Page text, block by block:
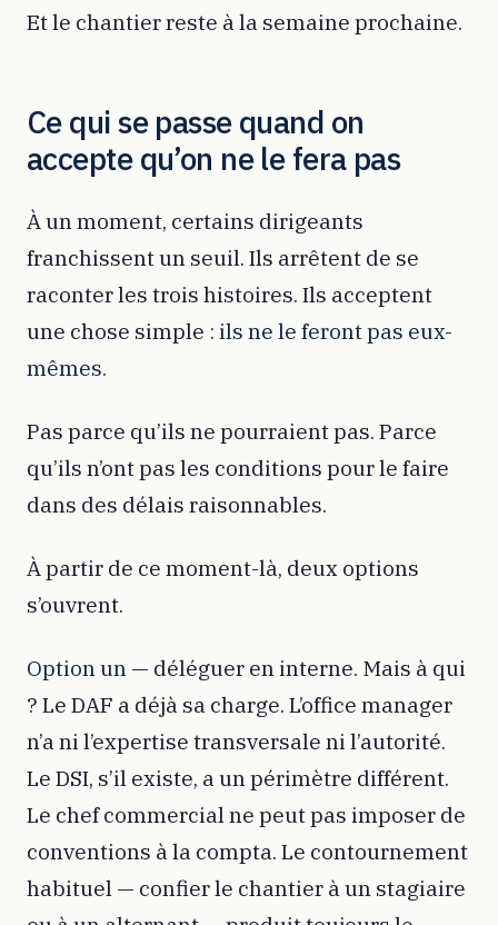
Et le chantier reste à la semaine prochaine.
Ce qui se passe quand on
accepte qu’on ne le fera pas
À un moment, certains dirigeants
franchissent un seuil. Ils arrêtent de se
raconter les trois histoires. Ils acceptent
une chose simple : ils ne le feront pas eux-
mêmes.
Pas parce qu’ils ne pourraient pas. Parce
qu’ils n’ont pas les conditions pour le faire
dans des délais raisonnables.
À partir de ce moment-là, deux options
s’ouvrent.
Option un — déléguer en interne. Mais à qui
? Le DAF a déjà sa charge. L’office manager
n’a ni l’expertise transversale ni l’autorité.
Le DSI, s’il existe, a un périmètre différent.
Le chef commercial ne peut pas imposer de
conventions à la compta. Le contournement
habituel — confier le chantier à un stagiaire